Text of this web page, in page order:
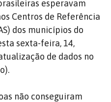
esperavam
Centros de Referência
dos municípios do
sexta-feira, 14,
de dados no
não conseguiram